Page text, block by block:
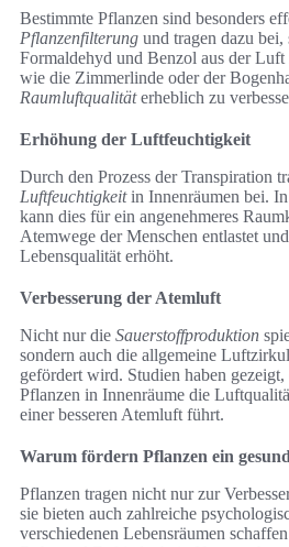
Bestimmte Pflanzen sind besonders
Pflanzenfilterung und tragen dazu
Formaldehyd und Benzol aus der Luft
wie die Zimmerlinde oder der
Raumluftqualitäterheblich zu
Erhöhung der Luftfeuchtigkeit
Durch den Prozess der Transpiration
Luftfeuchtigkeitin Innenräumen bei.
kann dies für ein angenehmeres
Atemwege der Menschen entlastet
Lebensqualität erhöht.
Verbesserung der Atemluft
Nicht nur die Sauerstoffproduktion
sondern auch die allgemeine
gefördert wird. Studien haben
Pflanzen in Innenräume die
einer besseren Atemluft führt.
Warum fördern Pflanzen ein
Pflanzen tragen nicht nur zur
sie bieten auch zahlreiche
verschiedenen Lebensräumen